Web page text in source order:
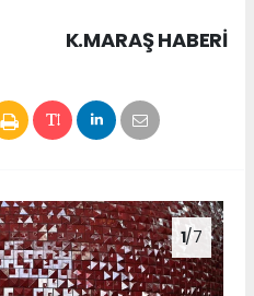
K.MARAŞ HABERİ
1/7